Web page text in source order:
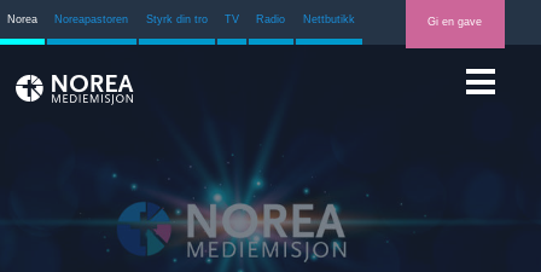
Norea Noreapastoren Styrk din tro TV Radio Nettbutikk Gi en gave